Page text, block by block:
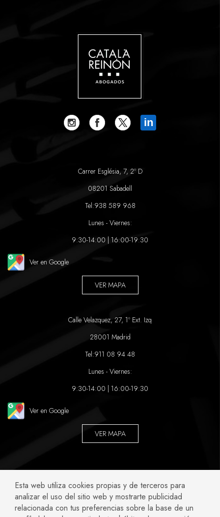
in
Carrer Església, 7, 2º D
08201 Sabadell
Tel:938 589 968
Lunes - Viernes:
9:30-14:00 | 16:00-19:30
Ver en Google
VER MAPA
Calle Velazquez, 27, 1º Ext. Izq
28001 Madrid
Tel:911 08 94 48
Lunes - Viernes:
9:30-14:00 | 16:00-19:30
Ver en Google
VER MAPA
ABOGADOS ESPECIALIZADOS EN:
Accidentes y Negligencias
Civil
Esta web utiliza cookies propias y de terceros para
analizar el uso del sitio web y mostrarte publicidad
relacionada con tus preferencias sobre la base de un